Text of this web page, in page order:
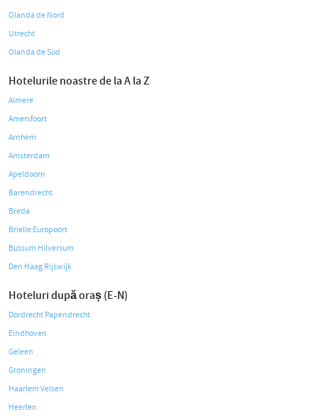
Olanda de Nord
Utrecht
Olanda de Sud
Hotelurile noastre de la A la Z
Almere
Amersfoort
Arnhem
Amsterdam
Apeldoorn
Barendrecht
Breda
Brielle Europoort
Bussum Hilversum
Den Haag Rijswijk
Hoteluri după oraș (E-N)
Dordrecht Papendrecht
Eindhoven
Geleen
Groningen
Haarlem Velsen
Heerlen